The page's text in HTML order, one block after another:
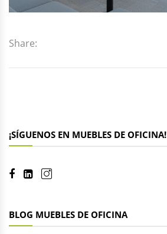
Share:
¡SÍGUENOS EN MUEBLES DE OFICINA!
BLOG MUEBLES DE OFICINA